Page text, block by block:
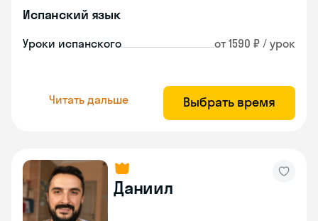
Испанский язык
Уроки испанского от 1590 ₽ / урок
Читать дальше Выбрать время
Даниил